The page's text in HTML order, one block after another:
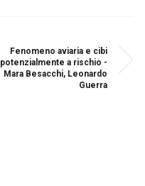
Fenomeno aviaria e cibi
potenzialmente a rischio -
Mara Besacchi, Leonardo
Guerra